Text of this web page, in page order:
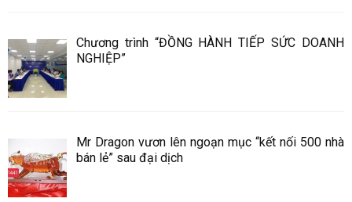
Chương trình “ĐỒNG HÀNH TIẾP SỨC DOANH
NGHIỆP”
Mr Dragon vươn lên ngoạn mục “kết nối 500 nhà
bán lẻ” sau đại dịch